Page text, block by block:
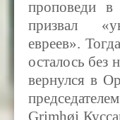
проповеди
призвал
евреев».
осталось без
вернулся в
Grimhøj